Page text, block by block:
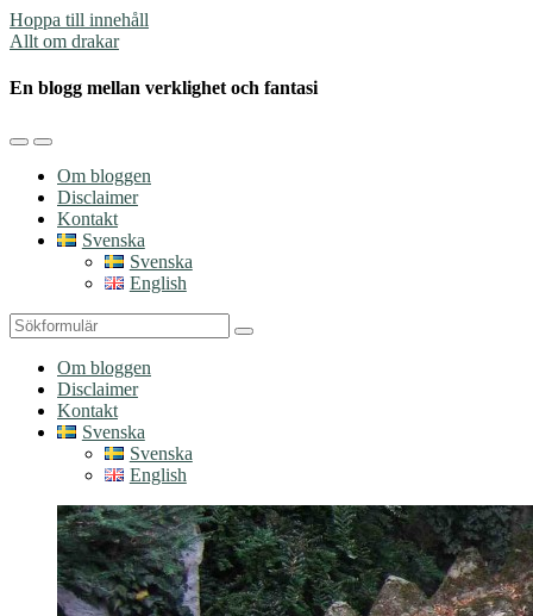
Hoppa till innehåll
Allt om drakar
En blogg mellan verklighet och fantasi
Slå
mobilmenyn
Slå
på/av
sökfältet
Om bloggen
Disclaimer
Kontakt
Svenska
Svenska
English
Sök
Om bloggen
Disclaimer
Kontakt
Svenska
Svenska
English